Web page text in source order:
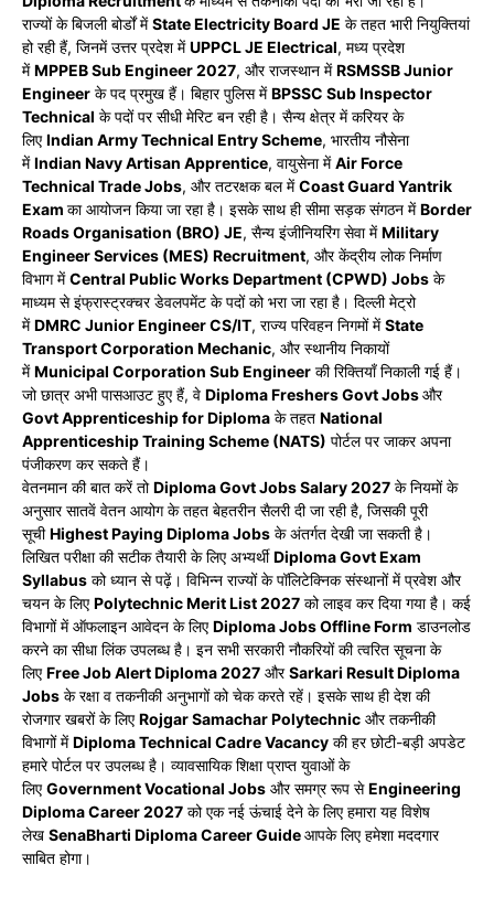
राज्यों के बिजली बोर्डों मेंState Electricity Board JE के तहत भारी नियुक्तियां
हो रही हैं, जिनमें उत्तर प्रदेश मेंUPPCL JE Electrical, मध्य प्रदेश
मेंMPPEB Sub Engineer 2027, और राजस्थान मेंRSMSSB Junior
Engineer के पद प्रमुख हैं। बिहार पुलिस मेंBPSSC Sub Inspector
Technical के पदों पर सीधी मेरिट बन रही है। सैन्य क्षेत्र में करियर के
लिएIndian Army Technical Entry Scheme, भारतीय नौसेना
मेंIndian Navy Artisan Apprentice, वायुसेना मेंAir Force
Technical Trade Jobs, और तटरक्षक बल मेंCoast Guard Yantrik
Exam का आयोजन किया जा रहा है। इसके साथ ही सीमा सड़क संगठन मेंBorder
Roads Organisation (BRO) JE, सैन्य इंजीनियरिंग सेवा मेंMilitary
Engineer Services (MES) Recruitment, और केंद्रीय लोक निर्माण
विभाग मेंCentral Public Works Department (CPWD) Jobs के
माध्यम से इंफ्रास्ट्रक्चर डेवलपमेंट के पदों को भरा जा रहा है। दिल्ली मेट्रो
मेंDMRC Junior Engineer CS/IT, राज्य परिवहन निगमों मेंState
Transport Corporation Mechanic, और स्थानीय निकायों
मेंMunicipal Corporation Sub Engineer की रिक्तियाँ निकाली गई हैं।
जो छात्र अभी पासआउट हुए हैं, वे Diploma Freshers Govt Jobsऔर
Govt Apprenticeship for Diploma के तहत National
Apprenticeship Training Scheme (NATS) पोर्टल पर जाकर अपना
पंजीकरण कर सकते हैं।
वेतनमान की बात करें तोDiploma Govt Jobs Salary 2027 के नियमों के
अनुसार सातवें वेतन आयोग के तहत बेहतरीन सैलरी दी जा रही है, जिसकी पूरी
सूचीHighest Paying Diploma Jobs के अंतर्गत देखी जा सकती है।
लिखित परीक्षा की सटीक तैयारी के लिए अभ्यर्थीDiploma Govt Exam
Syllabus को ध्यान से पढ़ें। विभिन्न राज्यों के पॉलिटेक्निक संस्थानों में प्रवेश और
चयन के लिएPolytechnic Merit List 2027 को लाइव कर दिया गया है। कई
विभागों में ऑफलाइन आवेदन के लिएDiploma Jobs Offline Form डाउनलोड
करने का सीधा लिंक उपलब्ध है। इन सभी सरकारी नौकरियों की त्वरित सूचना के
लिएFree Job Alert Diploma 2027 औरSarkari Result Diploma
Jobs के रक्षा व तकनीकी अनुभागों को चेक करते रहें। इसके साथ ही देश की
रोजगार खबरों के लिएRojgar Samachar Polytechnic और तकनीकी
विभागों मेंDiploma Technical Cadre Vacancy की हर छोटी-बड़ी अपडेट
हमारे पोर्टल पर उपलब्ध है। व्यावसायिक शिक्षा प्राप्त युवाओं के
लिएGovernment Vocational Jobs और समग्र रूप सेEngineering
Diploma Career 2027 को एक नई ऊंचाई देने के लिए हमारा यह विशेष
लेख SenaBharti Diploma Career Guideआपके लिए हमेशा मददगार
साबित होगा।